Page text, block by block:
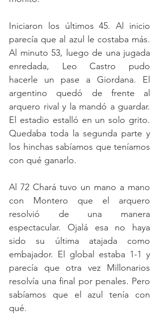
Iniciaron los últimos 45. Al inicio
parecía que al azul le costaba más.
Al minuto 53, luego de una jugada
enredada, Leo Castro pudo
hacerle un pase a Giordana. El
argentino quedó de frente al
arquero rival y la mandó a guardar.
El estadio estalló en un solo grito.
Quedaba toda la segunda parte y
los hinchas sabíamos que teníamos
con qué ganarlo.
Al 72 Chará tuvo un mano a mano
con Montero que el arquero
resolvió de una manera
espectacular. Ojalá esa no haya
sido su última atajada como
embajador. El global estaba 1-1 y
parecía que otra vez Millonarios
resolvía una final por penales. Pero
sabíamos que el azul tenía con
qué.